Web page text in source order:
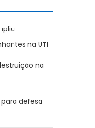
na UTI
na
defesa